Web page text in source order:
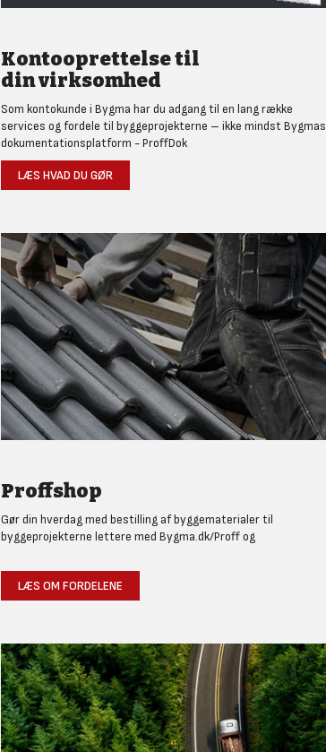
Kontooprettelse til
din virksomhed
Som kontokunde i Bygma har du adgang til en lang række
services og fordele til byggeprojekterne – ikke mindst Bygmas
dokumentationsplatform - ProffDok
LÆS HVAD DU GØR
Proffshop
Gør din hverdag med bestilling af byggematerialer til
byggeprojekterne lettere med Bygma.dk/Proff og
LÆS OM FORDELENE